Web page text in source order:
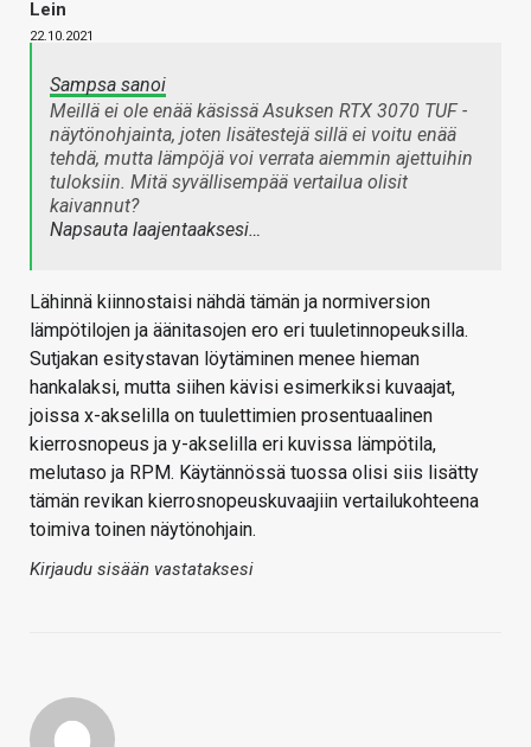
Lein
22.10.2021
Sampsa sanoi
Meillä ei ole enää käsissä Asuksen RTX 3070 TUF -
näytönohjainta, joten lisätestejä sillä ei voitu enää
tehdä, mutta lämpöjä voi verrata aiemmin ajettuihin
tuloksiin. Mitä syvällisempää vertailua olisit
kaivannut?
Napsauta laajentaaksesi…
Lähinnä kiinnostaisi nähdä tämän ja normiversion
lämpötilojen ja äänitasojen ero eri tuuletinnopeuksilla.
Sutjakan esitystavan löytäminen menee hieman
hankalaksi, mutta siihen kävisi esimerkiksi kuvaajat,
joissa x-akselilla on tuulettimien prosentuaalinen
kierrosnopeus ja y-akselilla eri kuvissa lämpötila,
melutaso ja RPM. Käytännössä tuossa olisi siis lisätty
tämän revikan kierrosnopeuskuvaajiin vertailukohteena
toimiva toinen näytönohjain.
Kirjaudu sisään vastataksesi